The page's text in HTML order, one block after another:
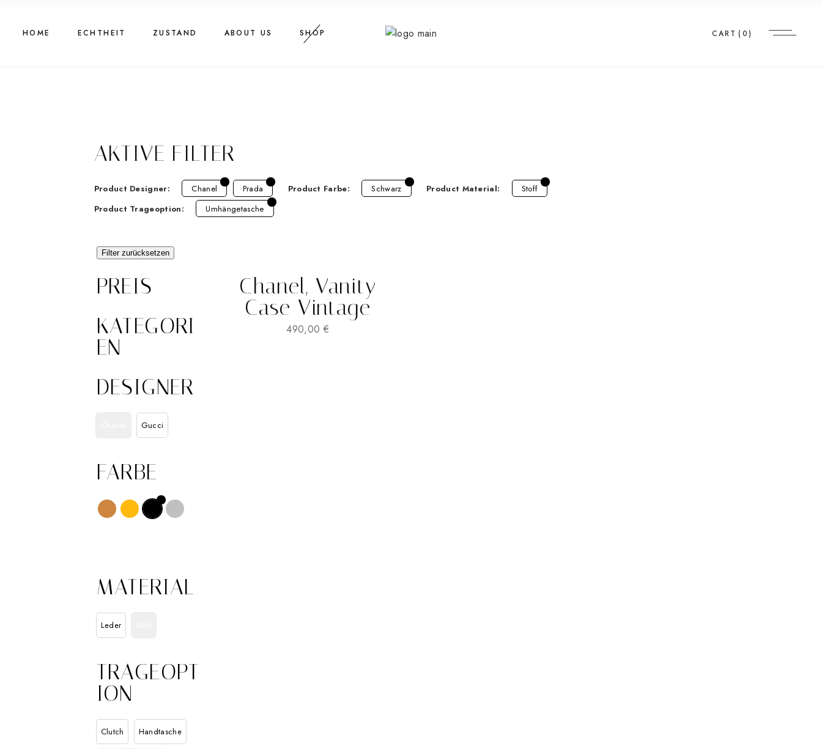
HOME ECHTHEIT ZUSTAND ABOUT US SHOP CART (0)
AKTIVE FILTER
Product Designer: Chanel Prada Product Farbe: Schwarz Product Material:
Stoff
Product Trageoption:
Umhängetasche
Filter zurücksetzen
PREIS
KATEGORI
EN
DESIGNER
Gucci
FARBE
MATERIAL
Leder
TRAGEOPT
ION
Clutch Handtasche
Chanel, Vanity
Case Vintage
490,00 €